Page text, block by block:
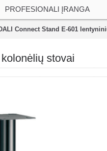
PROFESIONALI ĮRANGA
Connect Stand E-601
stovai